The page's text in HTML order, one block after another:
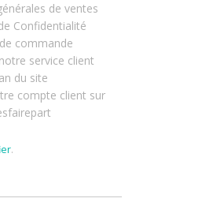
de ventes
Confidentialité
commande
service client
du site
compte client sur
.